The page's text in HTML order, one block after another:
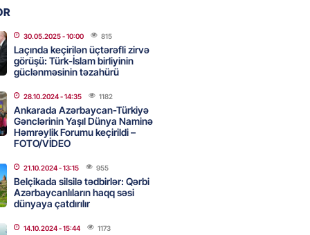
cərrahiyyə təhlükəsi:
- 18:31 437
nın tərəzi məntəqələrindən
ya yaşıl, vətəndaşa qırmızı
görə rüşvət alan vəzifəli
məhkəməsi BAŞLAYIR
30.05.2025- 10:00 815
Laçında keçirilən üçtərəfli zirvə
görüşü: Türk-İslam birliyinin
güclənməsinin təzahürü
28.10.2024- 14:35 1182
Ankarada Azərbaycan-Türkiyə
Gənclərinin Yaşıl Dünya Naminə
Həmrəylik Forumu keçirildi –
FOTO/VİDEO
21.10.2024- 13:15 955
Belçikada silsilə tədbirlər: Qərbi
Azərbaycanlıların haqq səsi
dünyaya çatdırılır
14.10.2024- 15:44 1173